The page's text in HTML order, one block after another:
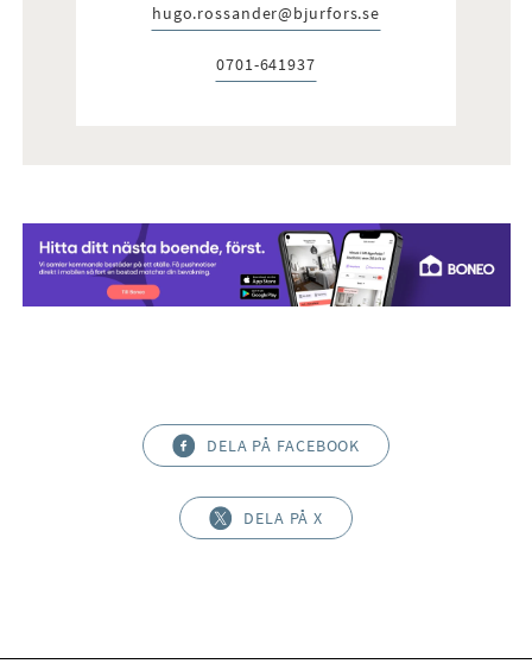
E-post:
hugo.rossander@bjurfors.se
Telefon:
0701-641937
DELA PÅ FACEBOOK
DELA PÅ X